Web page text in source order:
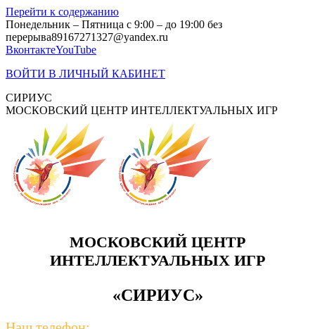
Перейти к содержанию
Понедельник – Пятница с 9:00 – до 19:00 без
перерыва89167271327@yandex.ru
ВконтактеYouTube
ВОЙТИ В ЛИЧНЫЙ КАБИНЕТ
СИРИУС
МОСКОВСКИЙ ЦЕНТР ИНТЕЛЛЕКТУАЛЬНЫХ ИГР
МОСКОВСКИЙ ЦЕНТР
ИНТЕЛЛЕКТУАЛЬНЫХ ИГР
«СИРИУС»